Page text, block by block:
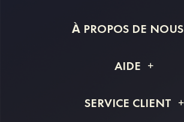
À PROPOS DE NOUS
Livraison
AIDE
Retour et remboursement
SERVICE CLIENT